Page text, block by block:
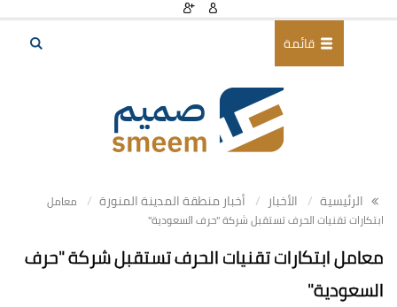
قائمة
الرئيسية الأخبار أخبار منطقة المدينة المنورة
معامل
ابتكارات تقنيات الحرف تستقبل شركة "حرف السعودية"
معامل ابتكارات تقنيات الحرف تستقبل شركة "حرف
السعودية"